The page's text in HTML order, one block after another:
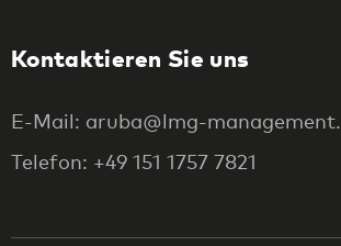
Kontaktieren Sie uns
E-Mail: aruba@lmg-
Telefon: +49 151 1757 7821